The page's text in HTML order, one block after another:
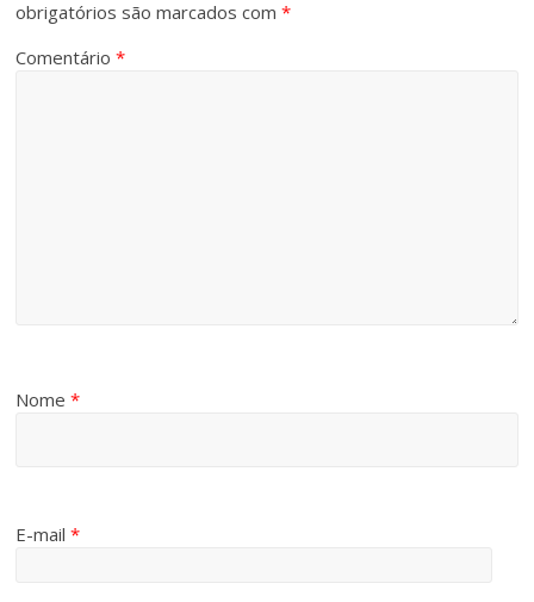
obrigatórios são marcados com*
Comentário*
Nome*
E-mail*